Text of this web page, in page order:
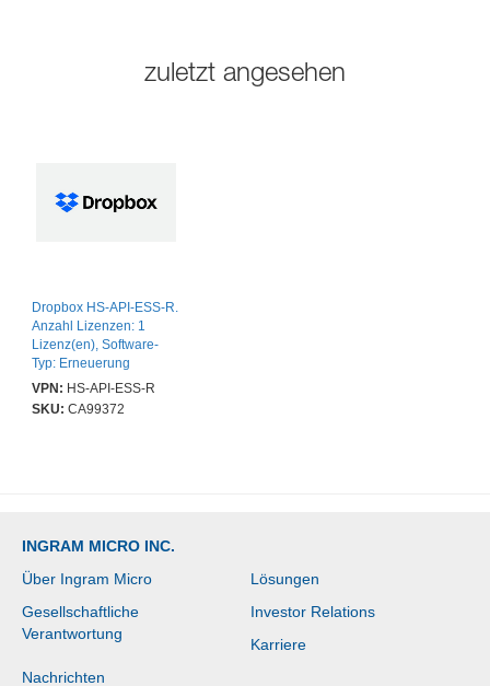
zuletzt angesehen
Dropbox HS-API-ESS-R.
Anzahl Lizenzen: 1
Lizenz(en), Software-
Typ: Erneuerung
VPN: HS-API-ESS-R
SKU: CA99372
INGRAM MICRO INC.
Über Ingram Micro
Lösungen
Gesellschaftliche
Verantwortung
Investor Relations
Karriere
Nachrichten